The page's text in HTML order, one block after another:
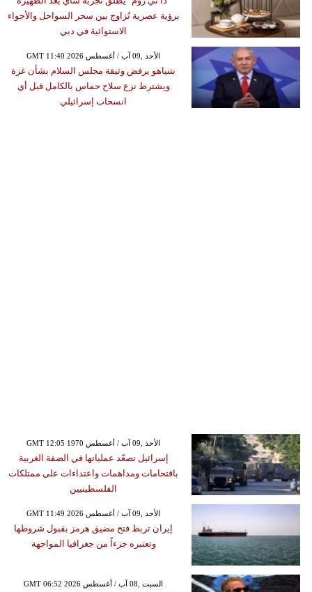
برؤية عصرية تُزاوج بين سحر السواحل والأجواء
الاستوائية في دبي
GMT 11:40 2026 الأحد ,09 آب / أغسطس
نتنياهو يرفض وثيقة مجلس السلام بشأن غزة
ويشترط نزع سلاح حماس بالكامل قبل أي
انسحاب إسرائيلي
GMT 12:05 1970 الأحد ,09 آب / أغسطس
إسرائيل تصعّد عملياتها في الضفة الغربية
باقتحامات ومداهمات واعتداءات على ممتلكات
الفلسطينيين
GMT 11:49 2026 الأحد ,09 آب / أغسطس
إيران تربط فتح مضيق هرمز بقبول شروطها
وتعتبره جزءاً من جغرافيا المواجهة
GMT 06:52 2026 السبت ,08 آب / أغسطس